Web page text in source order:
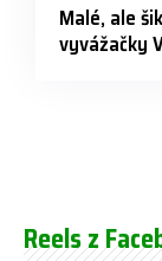
Malé, ale
vyvážačky
Reels z